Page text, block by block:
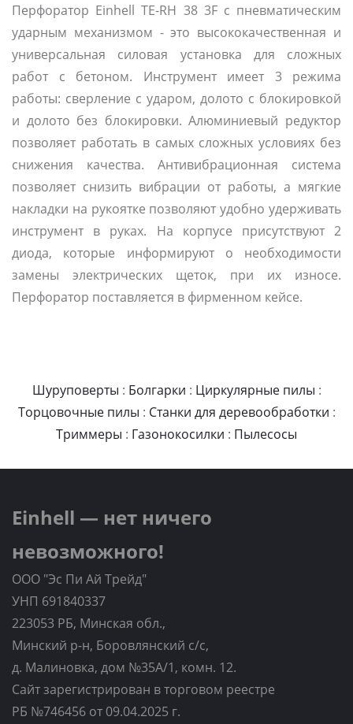
Перфоратор Einhell TE-RH 38 3F с пневматическим
ударным механизмом - это высококачественная и
универсальная силовая установка для сложных
работ с бетоном. Инструмент имеет 3 режима
работы: сверление с ударом, долото с блокировкой
и долото без блокировки. Алюминиевый редуктор
позволяет работать в самых сложных условиях без
снижения качества. Антивибрационная система
позволяет снизить вибрации от работы, а мягкие
накладки на рукоятке позволяют удобно удерживать
инструмент в руках. На корпусе присутствуют 2
диода, которые информируют о необходимости
замены электрических щеток, при их износе.
Перфоратор поставляется в фирменном кейсе.
Шуруповерты : Болгарки : Циркулярные пилы :
Торцовочные пилы : Станки для деревообработки :
Триммеры : Газонокосилки : Пылесосы
Einhell — нет ничего
невозможного!
ООО "Эс Пи Ай Трейд"
УНП 691840337
223053 РБ, Минская обл.,
Минский р-н, Боровлянский с/с,
д. Малиновка, дом №35A/1, комн. 12.
Сайт зарегистрирован в торговом реестре
РБ №746456 от 09.04.2025 г.